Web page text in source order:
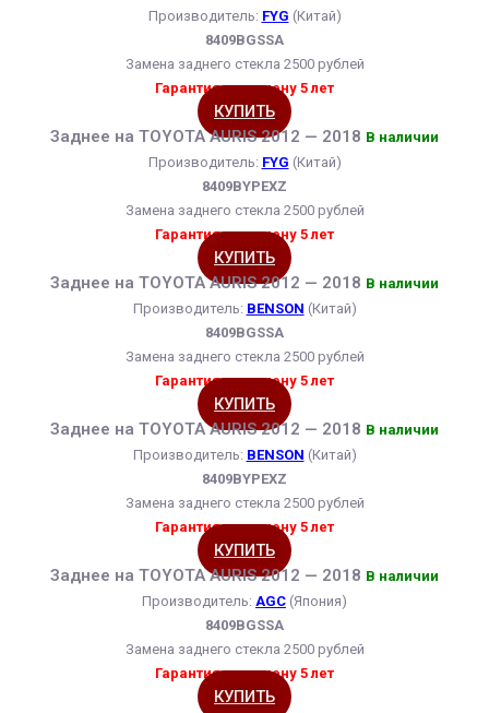
Производитель: FYG (Китай)
8409BGSSA
Замена заднего стекла 2500 рублей
Гарантия на замену 5 лет
КУПИТЬ
Заднее на TOYOTA AURIS 2012 — 2018 В наличии
Производитель: FYG (Китай)
8409BYPEXZ
Замена заднего стекла 2500 рублей
Гарантия на замену 5 лет
КУПИТЬ
Заднее на TOYOTA AURIS 2012 — 2018 В наличии
Производитель: BENSON (Китай)
8409BGSSA
Замена заднего стекла 2500 рублей
Гарантия на замену 5 лет
КУПИТЬ
Заднее на TOYOTA AURIS 2012 — 2018 В наличии
Производитель: BENSON (Китай)
8409BYPEXZ
Замена заднего стекла 2500 рублей
Гарантия на замену 5 лет
КУПИТЬ
Заднее на TOYOTA AURIS 2012 — 2018 В наличии
Производитель: AGC (Япония)
8409BGSSA
Замена заднего стекла 2500 рублей
Гарантия на замену 5 лет
КУПИТЬ